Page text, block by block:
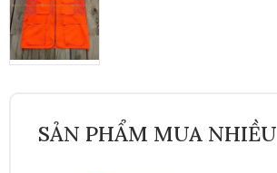
SẢN PHẨM MUA NHIỀU